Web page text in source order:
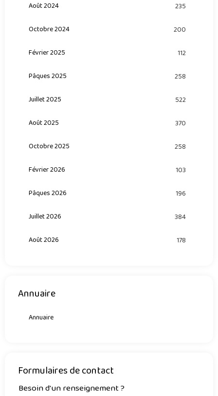
Août 2024 235
Octobre 2024 200
Février 2025 112
Pâques 2025 258
Juillet 2025 522
Août 2025 370
Octobre 2025 258
Février 2026 103
Pâques 2026 196
Juillet 2026 384
Août 2026 178
Annuaire
Annuaire
Formulaires de contact
Besoin d'un renseignement ?